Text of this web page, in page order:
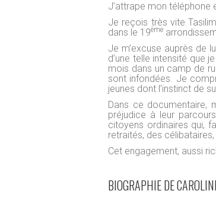
J’attrape mon téléphone
Je reçois très vite
dans le 19ème
Je m’excuse auprès de
d’une telle intensité que
mois dans un camp de
sont infondées. Je
jeunes dont l’instinct de
Dans ce documentaire,
préjudice à leur
citoyens ordinaires qui,
retraités, des
Cet engagement, aussi
BIOGRAPHIE DE